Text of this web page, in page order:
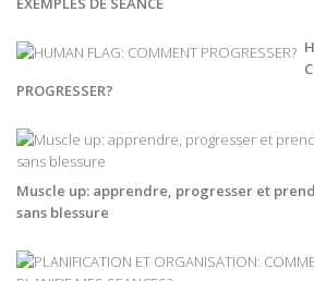
PROGRESSER?
Muscle up: apprendre, progresser et
sans blessure